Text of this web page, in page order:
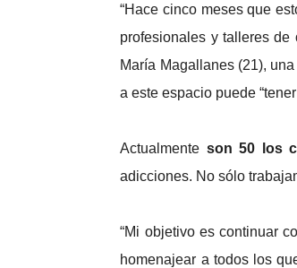
“Hace cinco meses que
profesionales y talleres
María Magallanes (21),
a este espacio puede
Actualmente son 50 los
adicciones. No sólo
“Mi objetivo es continuar
homenajear a todos los